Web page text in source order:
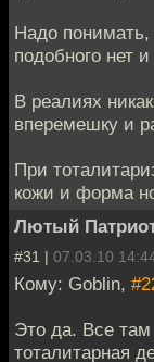
Надо
подобного нет
В реалиях
вперемешку и
При
кожи и форма
Лютый
#31 | 07.03.10
Кому: Goblin,
Это да. Все
тоталитарная